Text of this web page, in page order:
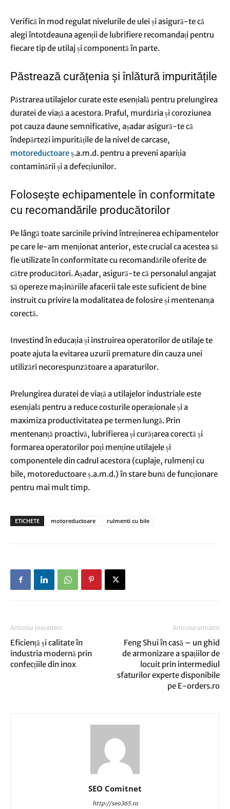
Verifică în mod regulat nivelurile de ulei și asigură-te că
alegi întotdeauna agenții de lubrifiere recomandați pentru
fiecare tip de utilaj și componentă în parte.
Păstrează curățenia și înlătură impuritățile
Păstrarea utilajelor curate este esențială pentru prelungirea
duratei de viață a acestora. Praful, murdăria și coroziunea
pot cauza daune semnificative, așadar asigură-te că
îndepărtezi impuritățile de la nivel de carcase,
motoreductoareș.a.m.d. pentru a preveni apariția
contaminării și a defecțiunilor.
Folosește echipamentele în conformitate
cu recomandările producătorilor
Pe lângă toate sarcinile privind întreținerea echipamentelor
pe care le-am menționat anterior, este crucial ca acestea să
fie utilizate în conformitate cu recomandările oferite de
către producători. Așadar, asigură-te că personalul angajat
să opereze mașinăriile afacerii tale este suficient de bine
instruit cu privire la modalitatea de folosire și mentenanța
corectă.
Investind în educația și instruirea operatorilor de utilaje te
poate ajuta la evitarea uzurii premature din cauza unei
utilizări necorespunzătoare a aparaturilor.
Prelungirea duratei de viață a utilajelor industriale este
esențială pentru a reduce costurile operaționale și a
maximiza productivitatea pe termen lungă. Prin
mentenanță proactivă, lubrifierea și curățarea corectă și
formarea operatorilor poți menține utilajele și
componentele din cadrul acestora (cuplaje, rulmenți cu
bile, motoreductoare ș.a.m.d.) în stare bună de funcționare
pentru mai mult timp.
ETICHETE motoreductoare rulmenti cu bile
Articolul precedent
Eficiență și calitate în
industria modernă prin
confecțiile din inox
Articolul următor
Feng Shui în casă – un ghid
de armonizare a spațiilor de
locuit prin intermediul
sfaturilor experte disponibile
pe E-orders.ro
SEO Comitnet
http://seo365.ro